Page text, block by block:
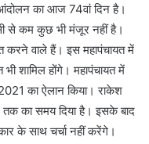
का आज 74वां दिन है।
से कम कुछ भी मंजूर नहीं है।
करने वाले हैं। इस महापंचायत में
शामिल होंगे। महापंचायत में
का ऐलान किया। राकेश
का समय दिया है। इसके बाद
के साथ चर्चा नहीं करेंगे।